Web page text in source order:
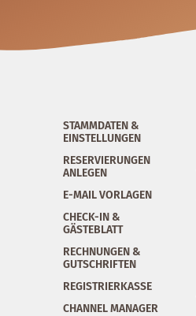
STAMMDATEN &
EINSTELLUNGEN
RESERVIERUNGEN
ANLEGEN
E-MAIL VORLAGEN
CHECK-IN &
GÄSTEBLATT
RECHNUNGEN &
GUTSCHRIFTEN
REGISTRIERKASSE
CHANNEL MANAGER